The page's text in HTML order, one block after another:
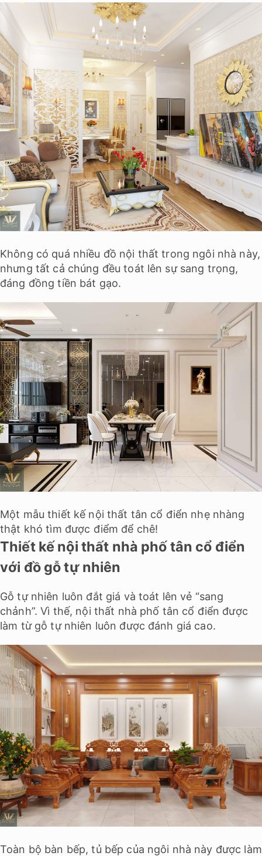
Không có quá nhiều đồ nội thất trong ngôi nhà này,
nhưng tất cả chúng đều toát lên sự sang trọng,
đáng đồng tiền bát gạo.
Một mẫu thiết kế nội thất tân cổ điển nhẹ nhàng
thật khó tìm được điểm để chê!
Thiết kế nội thất nhà phố tân cổ điển
với đồ gỗ tự nhiên
Gỗ tự nhiên luôn đắt giá và toát lên vẻ “sang
chảnh”. Vì thế, nội thất nhà phố tân cổ điển được
làm từ gỗ tự nhiên luôn được đánh giá cao.
Toàn bộ bàn bếp, tủ bếp của ngôi nhà này được làm